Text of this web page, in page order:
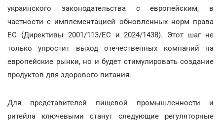
украинского законодательства с европейским, в
частности с имплементацией обновленных норм права
ЕС (Директивы 2001/113/ЕС и 2024/1438). Этот шаг не
только упростит выход отечественных компаний на
европейские рынки, но и будет стимулировать создание
продуктов для здорового питания.
Для представителей пищевой промышленности и
ритейла ключевыми станут следующие регуляторные